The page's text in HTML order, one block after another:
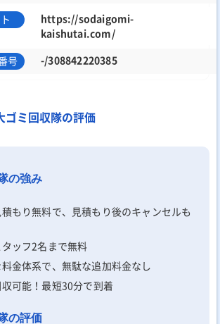
https://sodaigomi-
kaishutai.com/
号
-/308842220385
ゴミ回収隊の評価
の強み
もり無料で、見積もり後のキャンセルも
ッフ2名まで無料
金体系で、無駄な追加料金なし
可能！最短30分で到着
の評価